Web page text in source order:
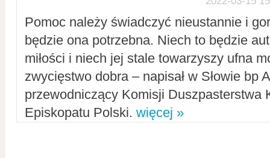
Pomoc należy świadczyć nieustannie i
będzie ona potrzebna. Niech to będzie
miłości i niech jej stale towarzyszy ufna
zwycięstwo dobra – napisał w Słowie bp
przewodniczący Komisji Duszpasterstwa
Episkopatu Polski. więcej »